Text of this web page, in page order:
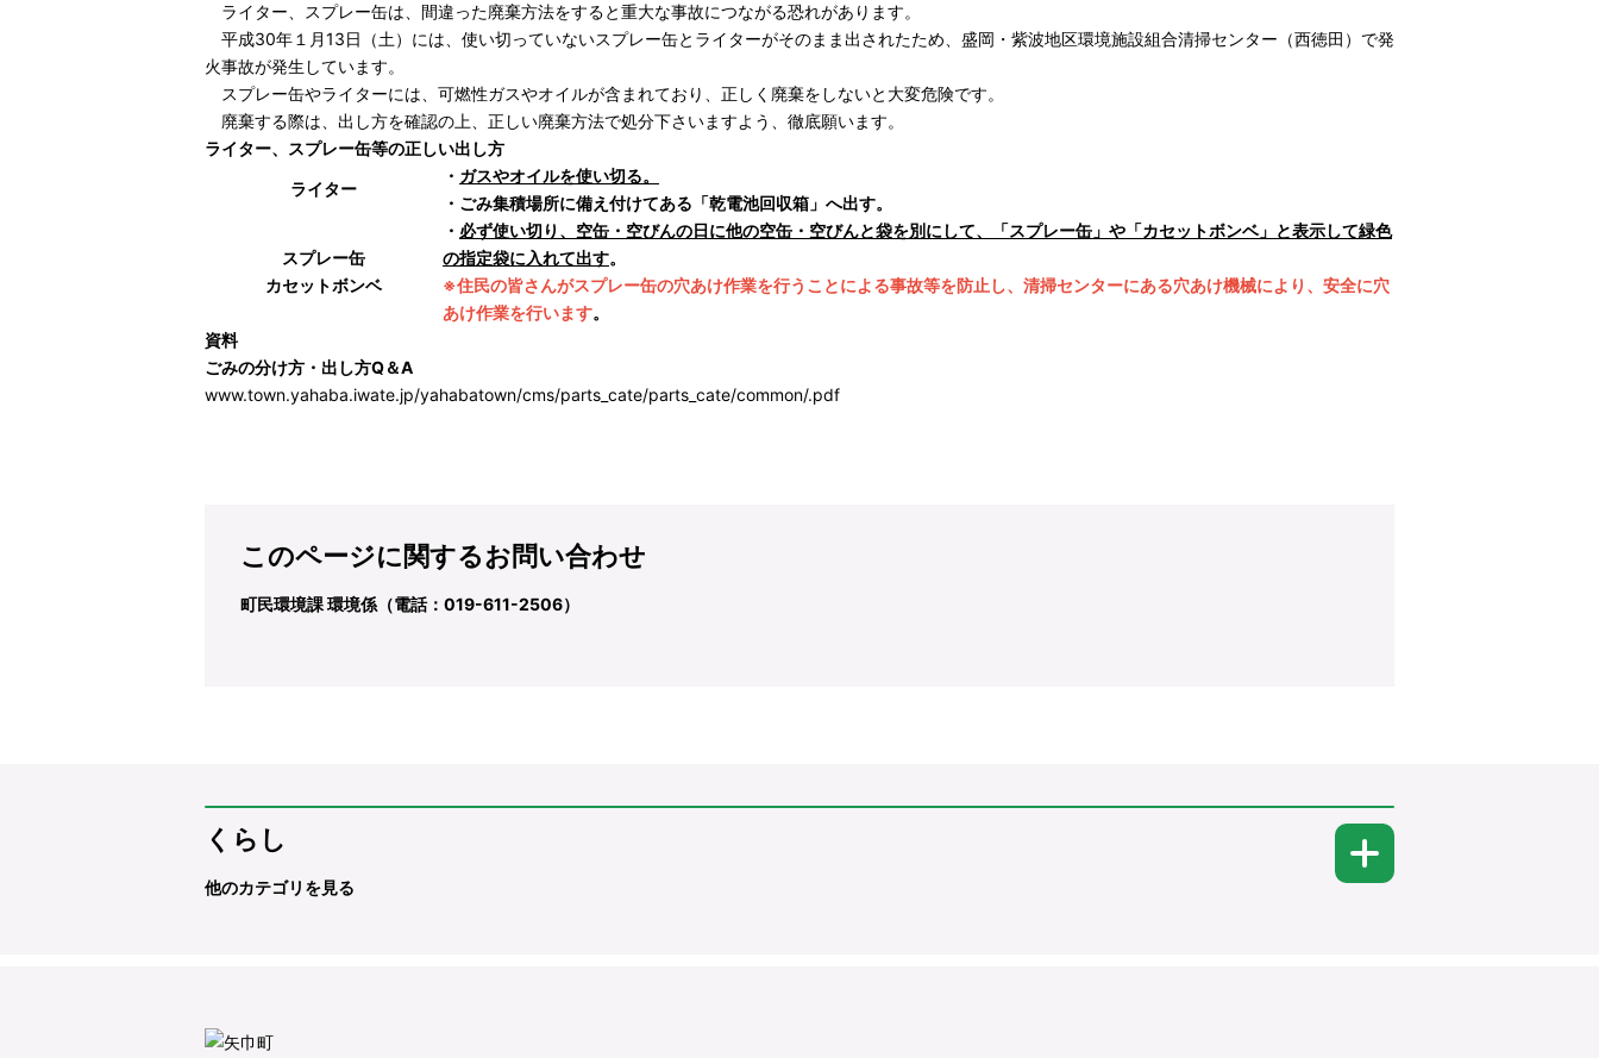
ライター、スプレー缶は、間違った廃棄方法をすると重大な事故につながる恐れがあります。
平成30年１月13日（土）には、使い切っていないスプレー缶とライターがそのまま出されたため、盛岡・紫波地区環境施設組合清掃センター（西徳田）で発
火事故が発生しています。
スプレー缶やライターには、可燃性ガスやオイルが含まれており、正しく廃棄をしないと大変危険です。
廃棄する際は、出し方を確認の上、正しい廃棄方法で処分下さいますよう、徹底願います。
ライター、スプレー缶等の正しい出し方
ライター
・ ガスやオイルを使い切る。
・ごみ集積場所に備え付けてある「乾電池回収箱」へ出す。
スプレー缶
カセットボンベ
・ 必ず使い切り、空缶・空びんの日に他の空缶・空びんと袋を別にして、「スプレー缶」や「カセットボンベ」と表示して緑色
の指定袋に入れて出す。
※住民の皆さんがスプレー缶の穴あけ作業を行うことによる事故等を防止し、清掃センターにある穴あけ機械により、安全に穴
あけ作業を行います。
資料
ごみの分け方・出し方Q＆A
www.town.yahaba.iwate.jp/yahabatown/cms/parts_cate/parts_cate/common/.pdf
このページに関するお問い合わせ
町民環境課 環境係（電話：019-611-2506）
くらし
他のカテゴリを見る